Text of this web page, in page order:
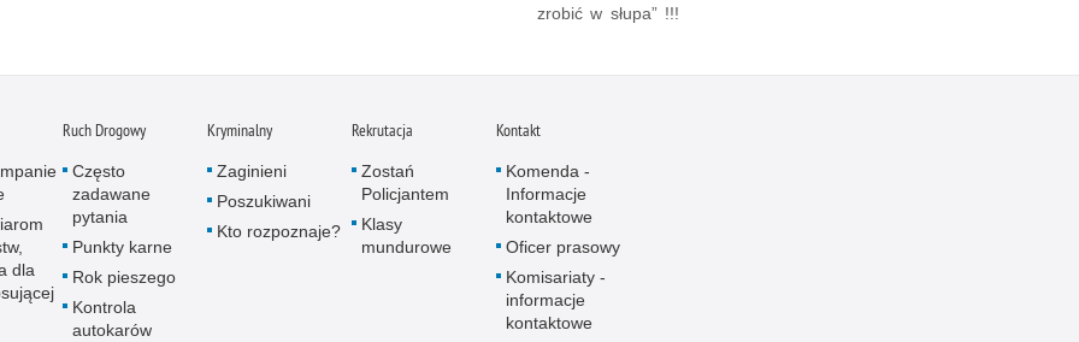
zrobić w słupa” !!!
dla
Ruch Drogowy
Często
zadawane
pytania
Punkty karne
Rok pieszego
Kontrola
autokarów
Kryminalny
Zaginieni
Poszukiwani
Kto rozpoznaje?
Rekrutacja
Zostań
Policjantem
Klasy
mundurowe
Kontakt
Komenda -
Informacje
kontaktowe
Oficer prasowy
Komisariaty -
informacje
kontaktowe